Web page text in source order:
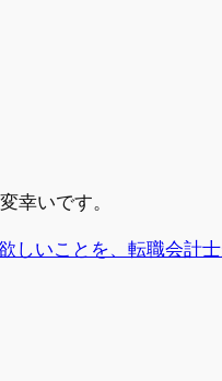
幸いです。
いことを、転職会計